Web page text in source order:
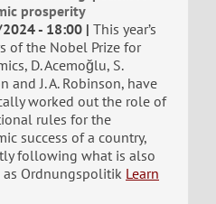
prosperity
- 18:00
This year’s
of the Nobel Prize for
D. Acemoğlu, S.
and J. A. Robinson, have
worked out the role of
rules for the
success of a country,
following what is also
Ordnungspolitik Learn